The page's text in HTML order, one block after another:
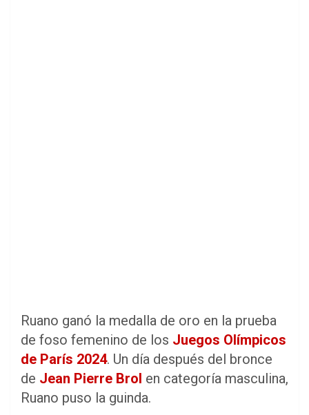
Ruano ganó la medalla de oro en la prueba
de foso femenino de los Juegos Olímpicos
de París 2024. Un día después del bronce
de Jean Pierre Brol en categoría masculina,
Ruano puso la guinda.